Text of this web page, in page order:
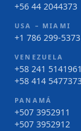
+56 44 2044373
USA – MIAMI
+1 786 299-5373
VENEZUELA
+58 241
+58 414
PANAMÁ
+507 3952911
+507 3952912